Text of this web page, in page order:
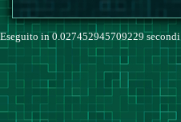
Eseguito in 0.027452945709229 secondi